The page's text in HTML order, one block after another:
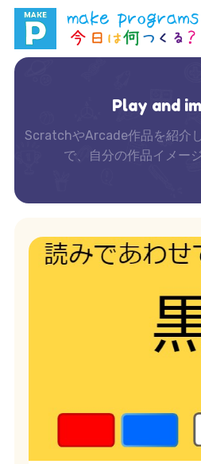
Play and
ScratchやArcade作品を紹介
で、自分の作品イメー